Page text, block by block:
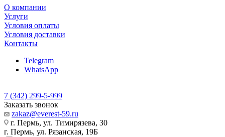
О компании
Услуги
Условия оплаты
Условия доставки
Контакты
Telegram
WhatsApp
7 (342) 299-5-999
Заказать звонок
zakaz@everest-59.ru
г. Пермь, ул. Тимирязева, 30
г. Пермь, ул. Рязанская, 19Б